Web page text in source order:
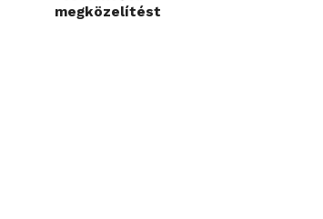
megközelítést